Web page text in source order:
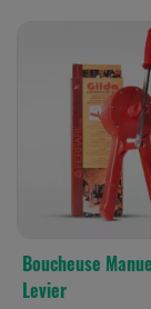
Boucheuse
Levier